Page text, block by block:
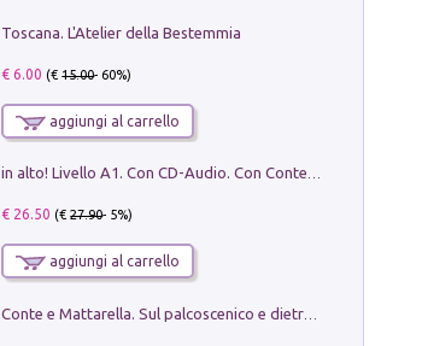
Toscana. L'Atelier della Bestemmia
€ 6.00 (€15.00- 60%)
aggiungi al carrello
in alto! Livello A1. Con CD-Audio. Con Contenuto digitale per accesso on line
€ 26.50 (€27.90- 5%)
aggiungi al carrello